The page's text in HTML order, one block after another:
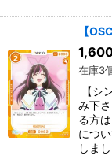
【
在庫3
【シ
み下
る方
につ
しま